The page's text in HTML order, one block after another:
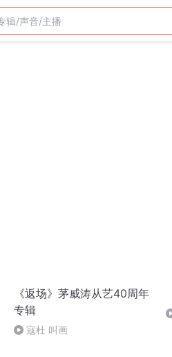
《返场》茅威涛从艺40周年
专辑
寇杜 叫画